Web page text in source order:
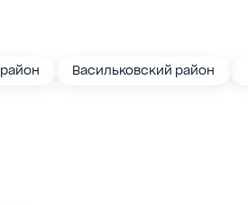
Васильковский район